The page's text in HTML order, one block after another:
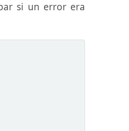
si un error era